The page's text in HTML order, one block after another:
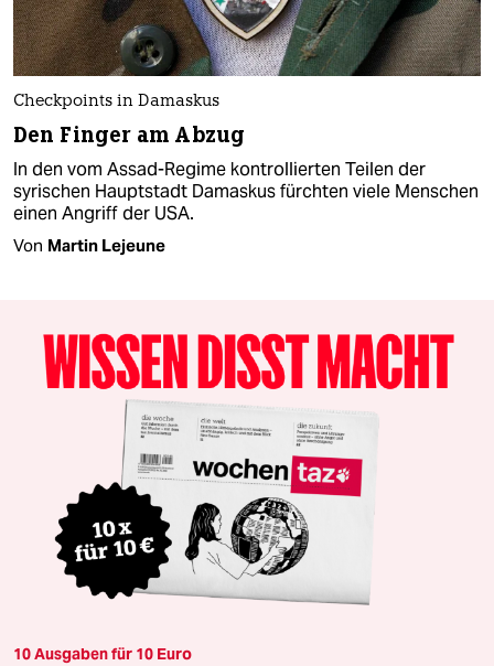
Checkpoints in Damaskus
Den Finger am Abzug
In den vom Assad-Regime kontrollierten Teilen der
syrischen Hauptstadt Damaskus fürchten viele Menschen
einen Angriff der USA.
Von Martin Lejeune
10 Ausgaben für 10 Euro